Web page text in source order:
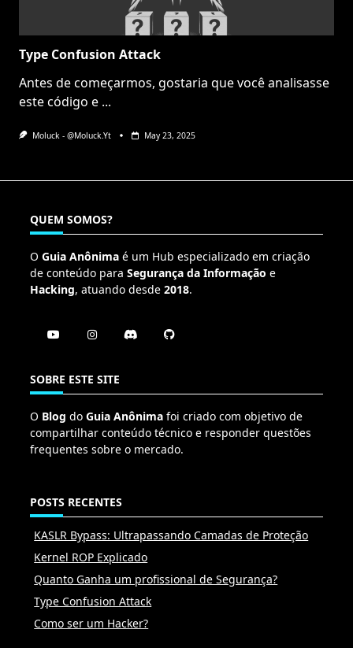
Type Confusion Attack
Antes de começarmos, gostaria que você analisasse
este código e ...
Moluck - @moluck.yt May 23, 2025
QUEM SOMOS?
O Guia Anônima é um Hub especializado em criação
de conteúdo para Segurança da Informação e
Hacking, atuando desde 2018.
SOBRE ESTE SITE
O Blog do Guia Anônima foi criado com objetivo de
compartilhar conteúdo técnico e responder questões
frequentes sobre o mercado.
POSTS RECENTES
KASLR Bypass: Ultrapassando Camadas de Proteção
Kernel ROP Explicado
Quanto Ganha um profissional de Segurança?
Type Confusion Attack
Como ser um Hacker?